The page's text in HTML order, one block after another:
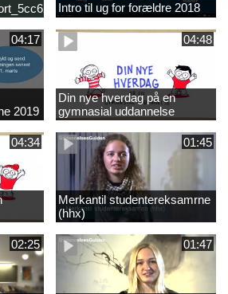
Intro til ug for forældre 2018
04:17
2019
04:48
Din nye hverdag på en
gymnasial uddannelse
04:34 01:45
Merkantil studentereksamrne
(hhx)
02:25 01:47